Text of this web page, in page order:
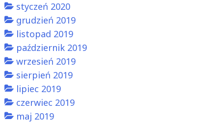
styczeń 2020
grudzień 2019
listopad 2019
październik 2019
wrzesień 2019
sierpień 2019
lipiec 2019
czerwiec 2019
maj 2019